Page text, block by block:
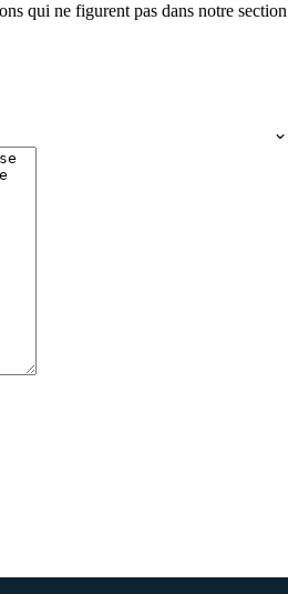
qui ne figurent pas dans notre section